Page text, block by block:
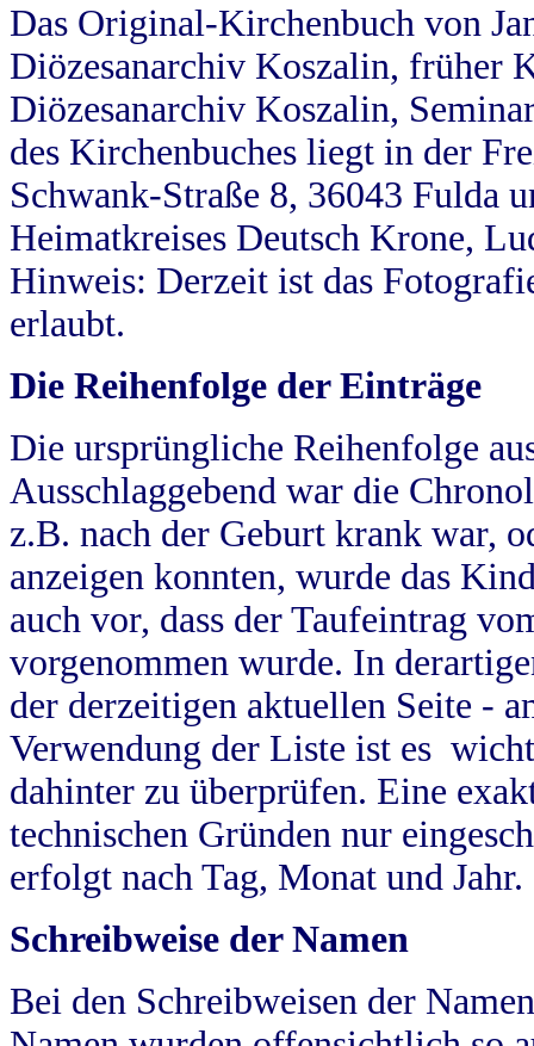
Das Original-Kirchenbuch von
Diözesanarchiv Koszalin, früher
Diözesanarchiv Koszalin,
des Kirchenbuches liegt in der
Schwank-Straße 8, 36043 Fulda
Heimatkreises Deutsch Krone,
Hinweis: Derzeit ist das
erlaubt.
Die Reihenfolge der Einträge
Die ursprüngliche Reihenfolge
Ausschlaggebend war die
z.B. nach der Geburt krank war,
anzeigen konnten, wurde das
auch vor, dass der Taufeintrag
vorgenommen wurde. In
der derzeitigen aktuellen Seite -
Verwendung der Liste ist es
dahinter zu überprüfen. Eine
technischen Gründen nur
erfolgt nach Tag, Monat und Jahr.
Schreibweise der Namen
Bei den Schreibweisen der